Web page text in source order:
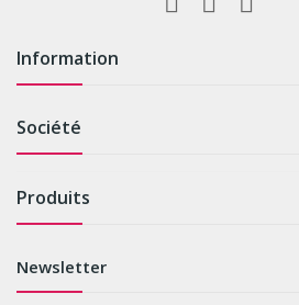
Information
Société
Produits
Newsletter